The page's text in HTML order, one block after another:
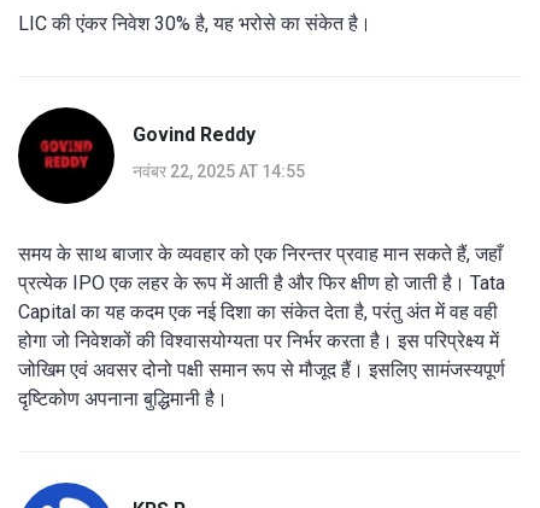
LIC की एंकर निवेश 30% है, यह भरोसे का संकेत है।
Govind Reddy
नवंबर 22, 2025 AT 14:55
समय के साथ बाजार के व्यवहार को एक निरन्तर प्रवाह मान सकते हैं, जहाँ
प्रत्येक IPO एक लहर के रूप में आती है और फिर क्षीण हो जाती है। Tata
Capital का यह कदम एक नई दिशा का संकेत देता है, परंतु अंत में वह वही
होगा जो निवेशकों की विश्वासयोग्यता पर निर्भर करता है। इस परिप्रेक्ष्य में
जोखिम एवं अवसर दोनो पक्षी समान रूप से मौजूद हैं। इसलिए सामंजस्यपूर्ण
दृष्टिकोण अपनाना बुद्धिमानी है।